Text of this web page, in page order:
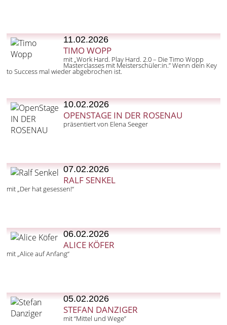
11.02.2026
TIMO WOPP
mit „Work Hard. Play Hard. 2.0 – Die Timo Wopp
Masterclasses mit Meisterschüler:in.” Wenn dein Key
to Success mal wieder abgebrochen ist.
10.02.2026
OPENSTAGE IN DER ROSENAU
präsentiert von Elena Seeger
07.02.2026
RALF SENKEL
mit „Der hat gesessen!“
06.02.2026
ALICE KÖFER
mit „Alice auf Anfang“
05.02.2026
STEFAN DANZIGER
mit “Mittel und Wege”